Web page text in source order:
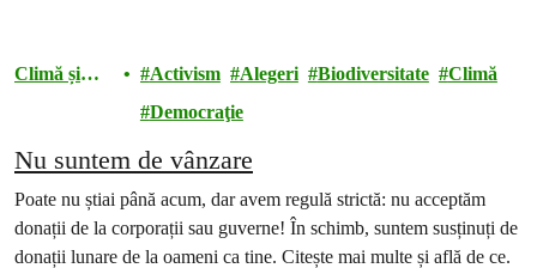
Climă și
Activism Alegeri Biodiversitate
Climă
Democraţie
Nu suntem de vânzare
Poate nu știai până acum, dar avem regulă strictă: nu acceptăm
donații de la corporații sau guverne! În schimb, suntem susținuți de
donații lunare de la oameni ca tine. Citește mai multe și află de ce.